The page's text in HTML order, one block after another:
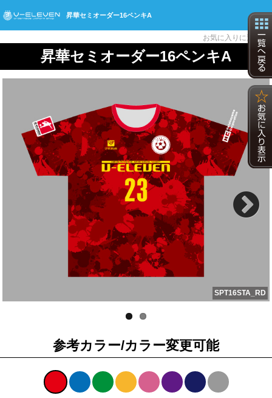
昇華セミオーダー16ペンキA
お気に入りに追加☆
昇華セミオーダー16ペンキA
SPT16STA_RD
参考カラー/カラー変更可能